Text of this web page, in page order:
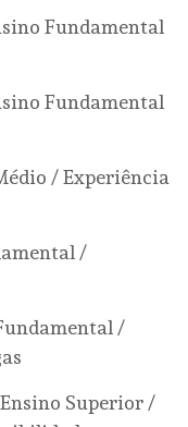
Fundamental
Fundamental
/ Experiência
/
/
Superior /